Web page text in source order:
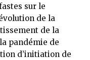
sur le
de la
de la
pandémie de
d’initiation de